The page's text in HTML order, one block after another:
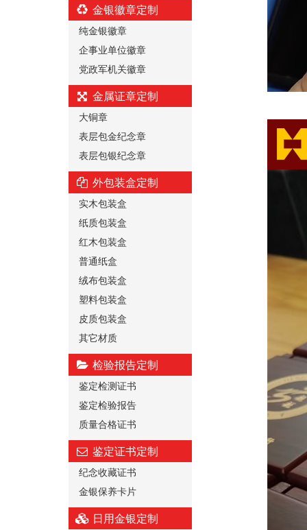
金银徽章定制
纯金银徽章
企事业单位徽章
党政军机关徽章
金属证章定制
大铜章
表层包金纪念章
表层包银纪念章
外包装盒定制
实木包装盒
纸质包装盒
红木包装盒
普通纸盒
绒布包装盒
塑料包装盒
皮质包装盒
其它材质
检验报告定制
鉴定检测证书
鉴定检验报告
质量合格证书
鉴定证书定制
纪念收藏证书
金银保养卡片
日用金银定制